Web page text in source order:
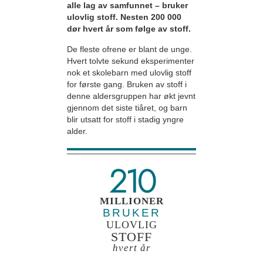
alle lag av samfunnet – bruker
ulovlig stoff. Nesten 200 000
dør hvert år som følge av stoff.
De fleste ofrene er blant de unge.
Hvert tolvte sekund eksperimenter
nok et skolebarn med ulovlig stoff
for første gang. Bruken av stoff i
denne aldersgruppen har økt jevnt
gjennom det siste tiåret, og barn
blir utsatt for stoff i stadig yngre
alder.
210
MILLIONER
BRUKER
ULOVLIG
STOFF
hvert år